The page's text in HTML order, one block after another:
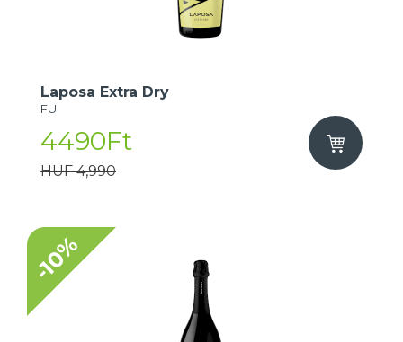
Laposa Extra Dry
FU
4490Ft
HUF 4,990
-10%